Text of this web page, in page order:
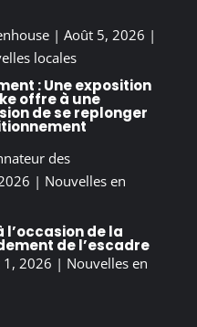
| Août 5, 2026 |
locales
: Une exposition
offre à une
de se replonger
des
| Nouvelles en
de la
de l’escadre
1, 2026 | Nouvelles en